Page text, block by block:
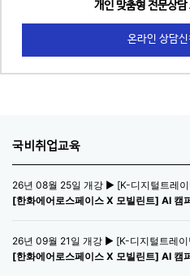
개인 맞춤형 전문상
온라인 상담신
국비취업교육
26년 08월 25일 개강 ▶ [K-디지털트레
[한화에어로스페이스 X 모빌린트] AI 캠
26년 09월 21일 개강 ▶ [K-디지털트레
[한화에어로스페이스 X 모빌린트] AI 캠